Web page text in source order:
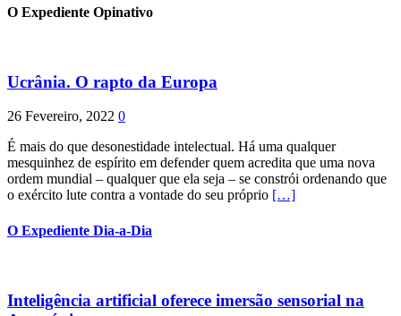
O Expediente Opinativo
Ucrânia. O rapto da Europa
26 Fevereiro, 2022 0
É mais do que desonestidade intelectual. Há uma qualquer
mesquinhez de espírito em defender quem acredita que uma nova
ordem mundial – qualquer que ela seja – se constrói ordenando que
o exército lute contra a vontade do seu próprio […]
O Expediente Dia-a-Dia
Inteligência artificial oferece imersão sensorial na